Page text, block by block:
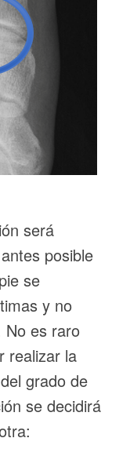
será
posible
se
y no
No es raro
realizar la
grado de
se decidirá